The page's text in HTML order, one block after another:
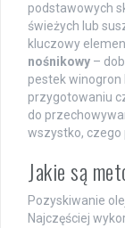
podstawowych
świeżych lub
kluczowy
nośnikowy –
pestek winogron
przygotowaniu
do
wszystko, czego
Jakie są
Pozyskiwanie
Najczęściej